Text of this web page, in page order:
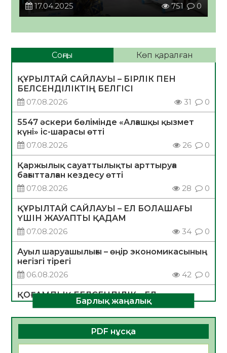
17.04.2025
751 0
Соңғы Көп қаралған
ҚҰРЫЛТАЙ САЙЛАУЫ – БІРЛІК ПЕН
БЕЛСЕНДІЛІКТІҢ БЕЛГІСІ
07.08.2026
31 0
5547 әскери бөлімінде «Алғашқы қызмет
күні» іс-шарасы өтті
07.08.2026
26 0
Қаржылық сауаттылықты арттыруға
бағытталған кездесу өтті
07.08.2026
28 0
ҚҰРЫЛТАЙ САЙЛАУЫ – ЕЛ БОЛАШАҒЫ
ҮШІН ЖАУАПТЫ ҚАДАМ
07.08.2026
34 0
Ауыл шаруашылығы – өңір экономикасының
негізгі тірегі
06.08.2026
42 0
ҚОҒАМДЫҚ БЕЛСЕНДІЛІК – ЕЛ
ДАМУЫНЫҢ НЕГІЗІ
06.08.2026
39 0
ҚҰРЫЛТАЙ САЙЛАУЫ – БОЛАШАҚҚА
Барлық жаңалық
PDF нұсқа